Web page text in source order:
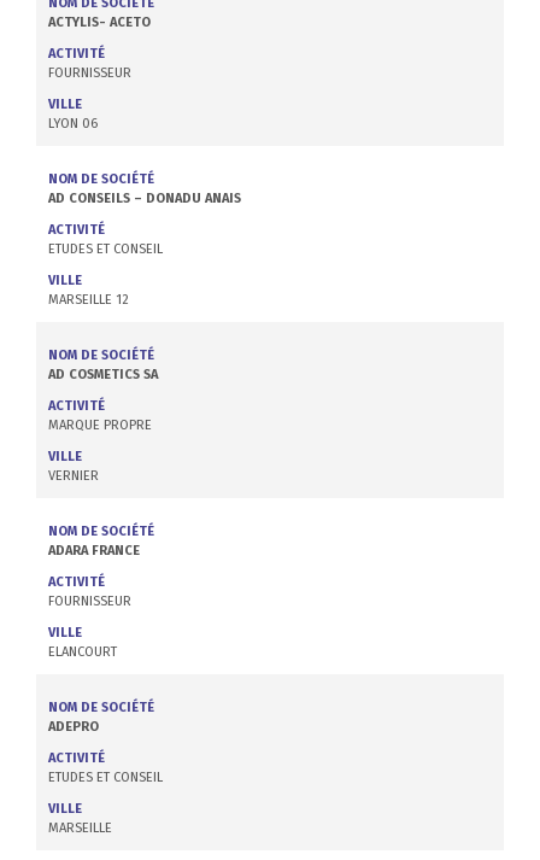
ACTYLIS- ACETO
ACTIVITÉ
FOURNISSEUR
VILLE
LYON 06
NOM DE SOCIÉTÉ
AD CONSEILS – DONADU ANAIS
ACTIVITÉ
ETUDES ET CONSEIL
VILLE
MARSEILLE 12
NOM DE SOCIÉTÉ
AD COSMETICS SA
ACTIVITÉ
MARQUE PROPRE
VILLE
VERNIER
NOM DE SOCIÉTÉ
ADARA FRANCE
ACTIVITÉ
FOURNISSEUR
VILLE
ELANCOURT
NOM DE SOCIÉTÉ
ADEPRO
ACTIVITÉ
ETUDES ET CONSEIL
VILLE
MARSEILLE